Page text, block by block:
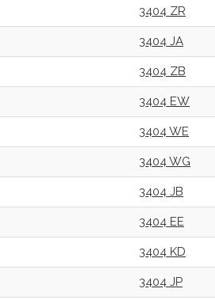
3404 ZR
3404 JA
3404 ZB
3404 EW
3404 WE
3404 WG
3404 JB
3404 EE
3404 KD
3404 JP